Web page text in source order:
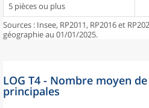
5 pièces ou plus
Sources : Insee, RP2011, RP2016 et
géographie au 01/01/2025.
LOG T4 - Nombre moyen
principales